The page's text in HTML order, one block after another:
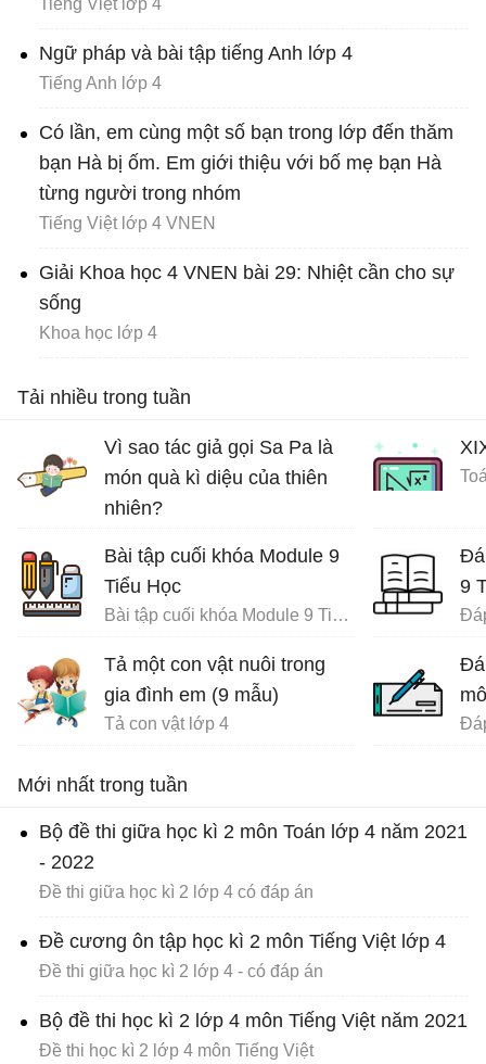
Ngữ pháp và bài tập tiếng Anh lớp 4
Tiếng Anh lớp 4
Có lần, em cùng một số bạn trong lớp đến thăm
bạn Hà bị ốm. Em giới thiệu với bố mẹ bạn Hà
từng người trong nhóm
Tiếng Việt lớp 4 VNEN
Giải Khoa học 4 VNEN bài 29: Nhiệt cần cho sự
sống
Khoa học lớp 4
Tải nhiều trong tuần
Vì sao tác giả gọi Sa Pa là
món quà kì diệu của thiên
nhiên?
Bài tập cuối khóa Module 9
Tiểu Học
Bài tập cuối khóa Module 9 Tiểu Học đầy đủ
Tả một con vật nuôi trong
gia đình em (9 mẫu)
Tả con vật lớp 4
9
Mới nhất trong tuần
Bộ đề thi giữa học kì 2 môn Toán lớp 4 năm 2021
- 2022
Đề thi giữa học kì 2 lớp 4 có đáp án
Đề cương ôn tập học kì 2 môn Tiếng Việt lớp 4
Đề thi giữa học kì 2 lớp 4 - có đáp án
Bộ đề thi học kì 2 lớp 4 môn Tiếng Việt năm 2021
Đề thi học kì 2 lớp 4 môn Tiếng Việt